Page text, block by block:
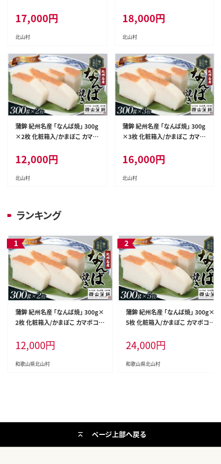
17,000円
北山村
50g(傷み補償分) 【ご家庭用】【1
1月発送】有機質肥料100% 有田
みかん みかん ミカン 蜜柑 柑橘
先行予約【nuk101-11C】
18,000円
北山村
蒲鉾 紀州名産 「なんば焼」 300g
×2枚 化粧箱入/かまぼこ カマボ
祝い お祝い お返し 母の日 父の
日 お中元 敬老の日 おつまみ 惣
菜【nym100】
12,000円
北山村
蒲鉾 紀州名産 「なんば焼」 300g
×3枚 化粧箱入/かまぼこ カマボ
祝い お祝い お返し 母の日 父の
日 お中元 敬老の日 おつまみ 惣
菜【nym101】
16,000円
北山村
ランキング
蒲鉾 紀州名産 「なんば焼」 300g×
2枚 化粧箱入/かまぼこ カマボコ
お祝い お返し 母の日 父の日 お中
元 敬老の日 おつまみ 惣菜【nym1
00】
12,000円
和歌山県北山村
蒲鉾 紀州名産 「なんば焼」 300g×
5枚 化粧箱入/かまぼこ カマボコ
お祝い お返し 母の日 父の日 お中
元 敬老の日 おつまみ 惣菜【nym1
03】
24,000円
和歌山県北山村
ページ上部へ戻る